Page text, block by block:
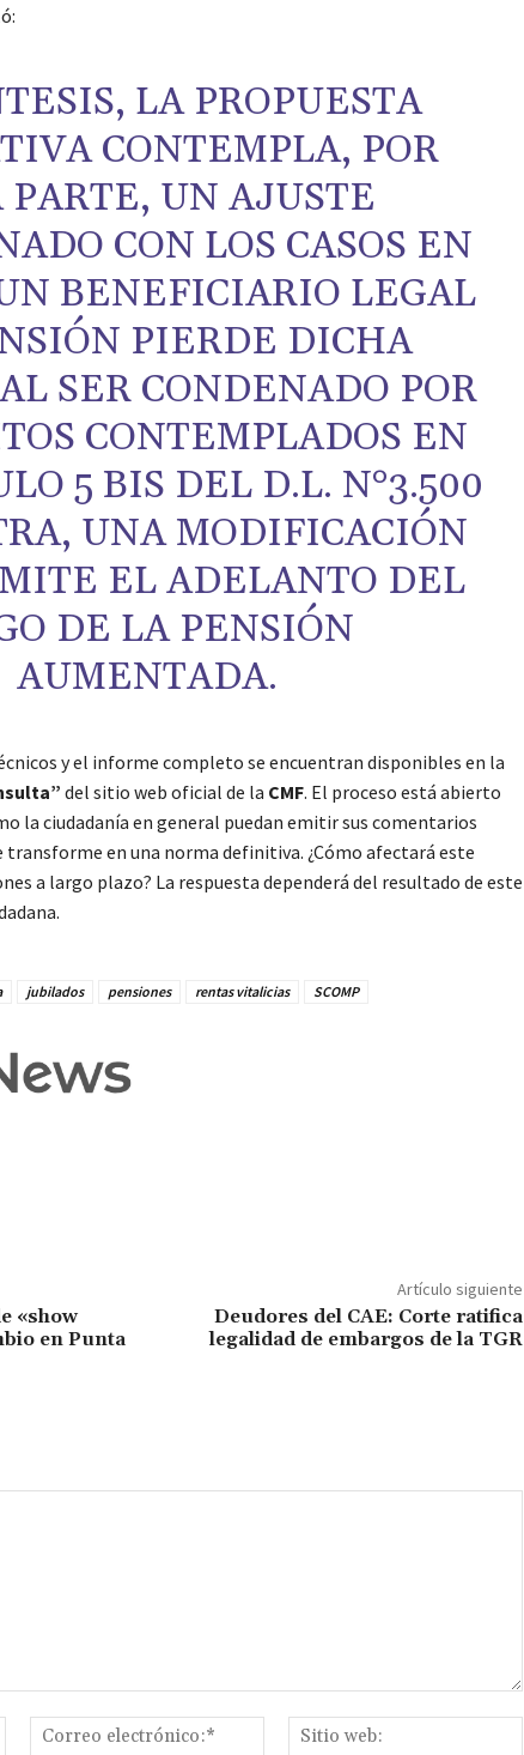
LA PROPUESTA
CONTEMPLA, POR
PARTE, UN AJUSTE
CON LOS CASOS EN
BENEFICIARIO LEGAL
PIERDE DICHA
SER CONDENADO POR
CONTEMPLADOS EN
5 BIS DEL D.L. N°3.500
UNA MODIFICACIÓN
EL ADELANTO DEL
DE LA PENSIÓN
AUMENTADA.
y el informe completo se encuentran disponibles en la
del sitio web oficial de la CMF. El proceso está abierto
la ciudadanía en general puedan emitir sus comentarios
transforme en una norma definitiva. ¿Cómo afectará este
a largo plazo? La respuesta dependerá del resultado de este
jubilados pensiones rentas vitalicias SCOMP
«show
en Punta
Artículo siguiente
Deudores del CAE: Corte ratifica
legalidad de embargos de la TGR
Nombre:*
Correo